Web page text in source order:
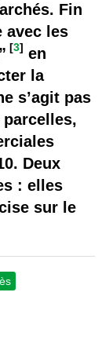
Fin
avec les
[3] en
la
s’agit pas
Deux
: elles
sur le